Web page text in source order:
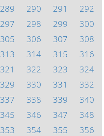
289 290 291
292
297 298 299
300
305 306 307
308
313 314 315
316
321 322 323
324
329 330 331
332
337 338 339
340
345 346 347
348
353 354 355 356